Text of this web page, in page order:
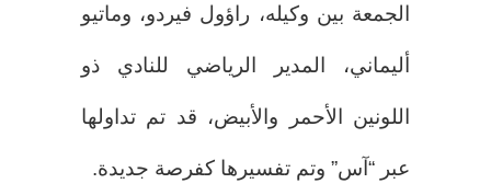
الجمعة بين وكيله، راؤول فيردو، وماتيو
أليماني، المدير الرياضي للنادي ذو
اللونين الأحمر والأبيض، قد تم تداولها
عبر “آس” وتم تفسيرها كفرصة جديدة.